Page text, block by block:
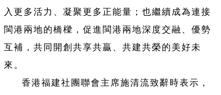
入更多活力、凝聚更多正能量；也繼續成為連接
閩港兩地的橋樑，促進閩港兩地深度交融、優勢
互補，共同開創共享共贏、共建共榮的美好未
來。
香港福建社團聯會主席施清流致辭時表示，